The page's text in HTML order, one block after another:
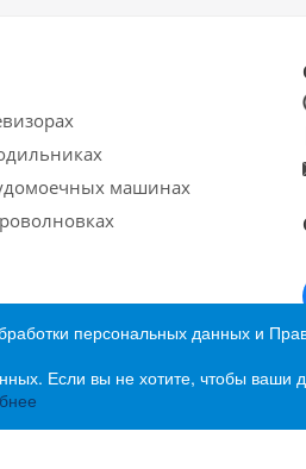
машинах
персональных данных и
Если вы не хотите, чтобы ваши